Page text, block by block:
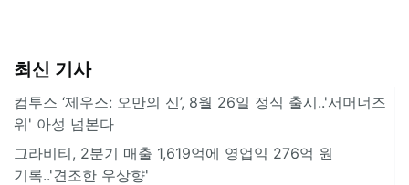
최신 기사
컴투스 ‘제우스: 오만의 신’, 8월 26일 정식 출시..'서머너즈
워' 아성 넘본다
그라비티, 2분기 매출 1,619억에 영업익 276억 원
기록..'견조한 우상향'